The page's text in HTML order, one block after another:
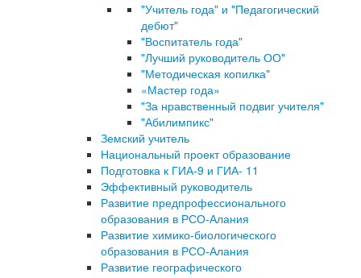
"Учитель года" и "Педагогический
дебют"
"Воспитатель года"
"Лучший руководитель ОО"
"Методическая копилка"
«Мастер года»
"За нравственный подвиг учителя"
"Абилимпикс"
Земский учитель
Национальный проект образование
Подготовка к ГИА-9 и ГИА- 11
Эффективный руководитель
Развитие предпрофессионального
образования в РСО-Алания
Развитие химико-биологического
образования в РСО-Алания
Развитие географического